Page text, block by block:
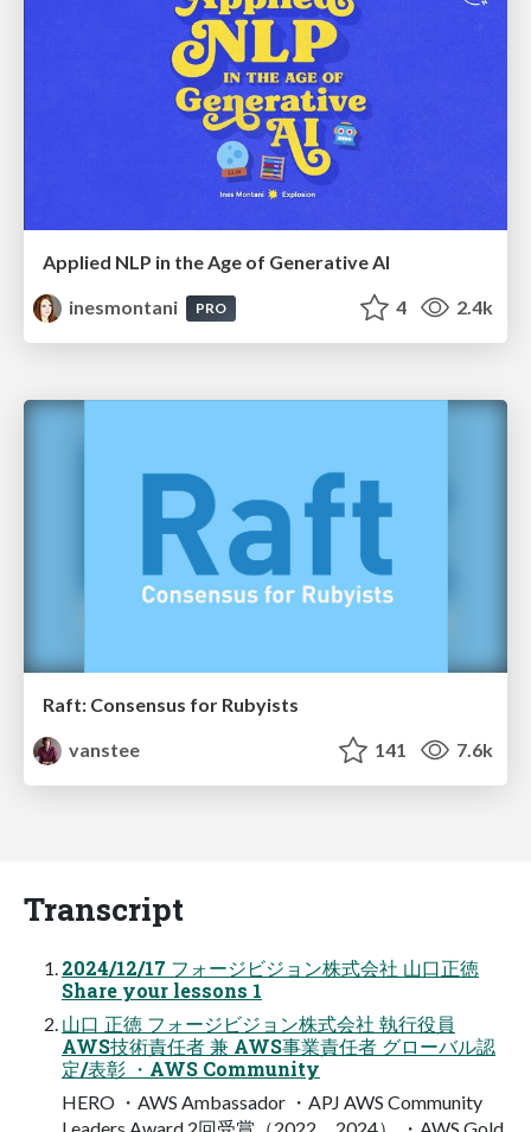
Applied NLP in the Age of Generative AI
inesmontani
PRO 4 2.4k
Raft: Consensus for Rubyists
vanstee
141 7.6k
Transcript
2024/12/17 フォージビジョン株式会社 山口正徳
Share your lessons 1
山口 正徳 フォージビジョン株式会社 執行役員
AWS技術責任者 兼 AWS事業責任者 グローバル認
定/表彰 ・AWS Community
HERO ・AWS Ambassador ・APJ AWS Community
Leaders Award 2回受賞（2022、2024） ・AWS Gold